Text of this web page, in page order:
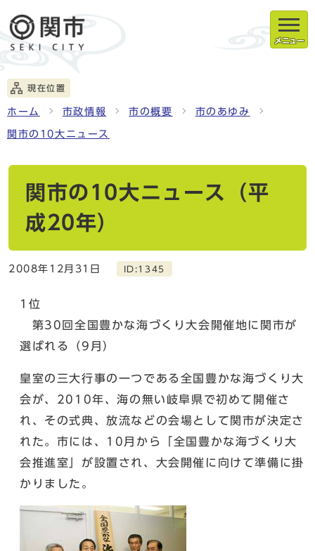
メニュー
現在位置
ホーム 市政情報 市の概要 市のあゆみ
関市の10大ニュース
関市の10大ニュース（平
成20年）
2008年12月31日 ID:1345
1位
第30回全国豊かな海づくり大会開催地に関市が
選ばれる（9月）
皇室の三大行事の一つである全国豊かな海づくり大
会が、2010年、海の無い岐阜県で初めて開催さ
れ、その式典、放流などの会場として関市が決定さ
れた。市には、10月から「全国豊かな海づくり大
会推進室」が設置され、大会開催に向けて準備に掛
かりました。